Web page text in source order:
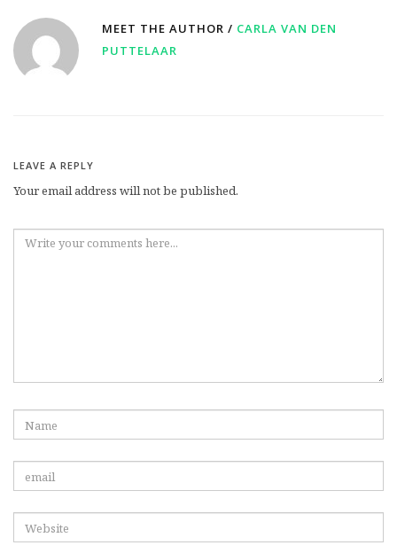
MEET THE AUTHOR / CARLA VAN DEN
PUTTELAAR
LEAVE A REPLY
Your email address will not be published.